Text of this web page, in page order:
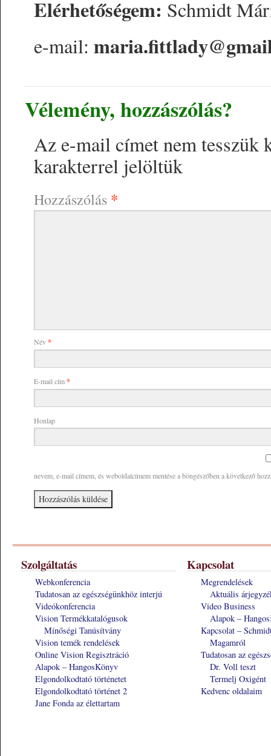
Elérhetőségem: Schmidt
e-mail:
Vélemény, hozzászólás?
Az e-mail címet nem tesszük
karakterrel jelöltük
Hozzászólás *
Név*
E-mail cím*
Honlap
nevem, e-mail címem, és weboldalcímem mentése a böngészőben a következő
Szolgáltatás
Webkonferencia
Tudatosan az egészségünkhöz interjú
Videókonferencia
Vision Termékkatalógusok
Mínőségi Tanúsítvány
Vision temék rendelések
Online Vision Regisztráció
Alapok – HangosKönyv
Elgondolkodtató történetet
Elgondolkodtató történet 2
Jane Fonda az élettartam
Kapcsolat
Megrendelések
Aktuális
Video Business
Alapok –
Kapcsolat –
Magamról
Tudatosan az
Dr. Voll teszt
Termelj Oxigént
Kedvenc oldalaim